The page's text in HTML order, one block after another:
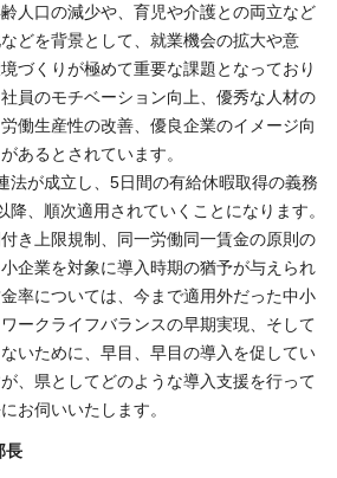
人口の減少や、育児や介護との両立など
どを背景として、就業機会の拡大や意
づくりが極めて重要な課題となっており
員のモチベーション向上、優秀な人材の
働生産性の改善、優良企業のイメージ向
あるとされています。
法が成立し、5日間の有給休暇取得の義務
、順次適用されていくことになります。
き上限規制、同一労働同一賃金の原則の
企業を対象に導入時期の猶予が与えられ
率については、今まで適用外だった中小
ークライフバランスの早期実現、そして
いために、早目、早目の導入を促してい
、県としてどのような導入支援を行って
お伺いいたします。
長